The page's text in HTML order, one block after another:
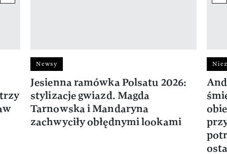
Newsy
Jesienna ramówka Polsatu 2026:
stylizacje gwiazd. Magda
Tarnowska i Mandaryna
zachwyciły obłędnymi lookami